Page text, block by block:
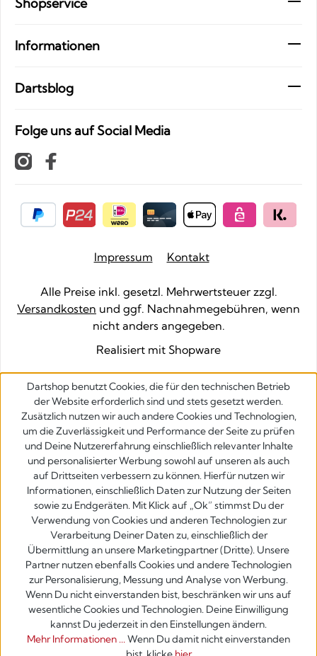
Informationen
Dartsblog
Folge uns auf Social Media
Impressum Kontakt
Alle Preise inkl. gesetzl. Mehrwertsteuer zzgl.
Versandkosten und ggf. Nachnahmegebühren, wenn
nicht anders angegeben.
Realisiert mit Shopware
Dartshop benutzt Cookies, die für den technischen Betrieb
der Website erforderlich sind und stets gesetzt werden.
Zusätzlich nutzen wir auch andere Cookies und Technologien,
um die Zuverlässigkeit und Performance der Seite zu prüfen
und Deine Nutzererfahrung einschließlich relevanter Inhalte
und personalisierter Werbung sowohl auf unseren als auch
auf Drittseiten verbessern zu können. Hierfür nutzen wir
Informationen, einschließlich Daten zur Nutzung der Seiten
sowie zu Endgeräten. Mit Klick auf „Ok” stimmst Du der
Verwendung von Cookies und anderen Technologien zur
Verarbeitung Deiner Daten zu, einschließlich der
Übermittlung an unsere Marketingpartner (Dritte). Unsere
Partner nutzen ebenfalls Cookies und andere Technologien
zur Personalisierung, Messung und Analyse von Werbung.
Wenn Du nicht einverstanden bist, beschränken wir uns auf
wesentliche Cookies und Technologien. Deine Einwilligung
kannst Du jederzeit in den Einstellungen ändern.
Mehr Informationen ...Wenn Du damit nicht einverstanden